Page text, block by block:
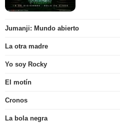
Jumanji: Mundo abierto
La otra madre
Yo soy Rocky
El motín
Cronos
La bola negra